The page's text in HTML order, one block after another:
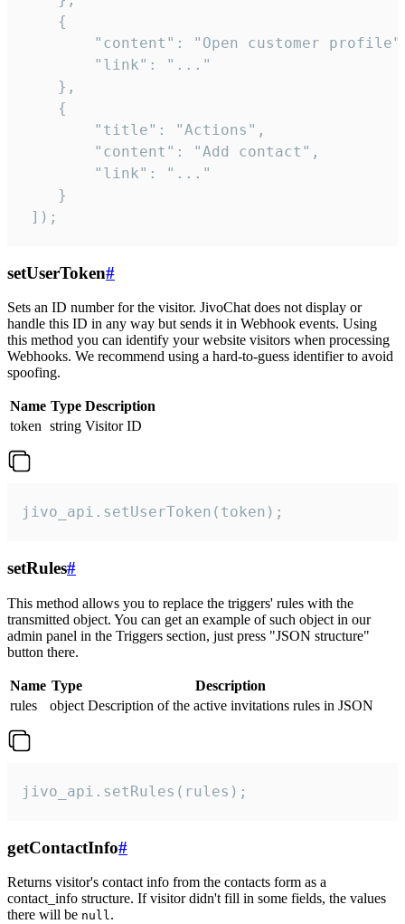
    {
"content": "Open customer
        "link": "..."
    },
    {
        "title": "Actions",
        "content": "Add contact",
        "link": "..."
    }
]);
setUserToken#
Sets an ID number for the visitor. JivoChat does not display or
handle this ID in any way but sends it in Webhook events. Using
this method you can identify your website visitors when processing
Webhooks. We recommend using a hard-to-guess identifier to avoid
spoofing.
Name Type Description
token string Visitor ID
jivo_api.setUserToken(token);
setRules#
This method allows you to replace the triggers' rules with the
transmitted object. You can get an example of such object in our
admin panel in the Triggers section, just press "JSON structure"
button there.
Name Type
Description
rules
object Description of the active invitations rules in JSON
jivo_api.setRules(rules);
getContactInfo#
Returns visitor's contact info from the contacts form as a
contact_info structure. If visitor didn't fill in some fields, the values
there will be null.